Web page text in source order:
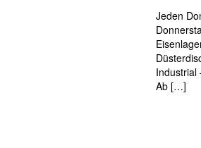
Jeden
Industrial
Ab […]